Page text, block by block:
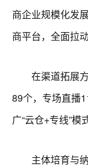
商企业规模化发
商平台，全面拉
在渠道拓展方
89个，专场直播
广“云仓+专线”
主体培育与纳